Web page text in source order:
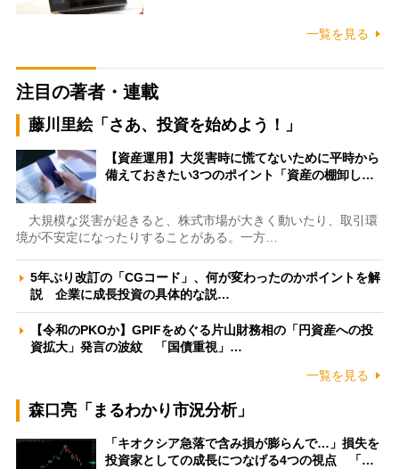
一覧を見る
注目の著者・連載
藤川里絵「さあ、投資を始めよう！」
【資産運用】大災害時に慌てないために平時から
備えておきたい3つのポイント「資産の棚卸し…
大規模な災害が起きると、株式市場が大きく動いたり、取引環
境が不安定になったりすることがある。一方…
5年ぶり改訂の「CGコード」、何が変わったのかポイントを解
説 企業に成長投資の具体的な説…
【令和のPKOか】GPIFをめぐる片山財務相の「円資産への投
資拡大」発言の波紋 「国債重視」…
一覧を見る
森口亮「まるわかり市況分析」
「キオクシア急落で含み損が膨らんで…」損失を
投資家としての成長につなげる4つの視点 「…